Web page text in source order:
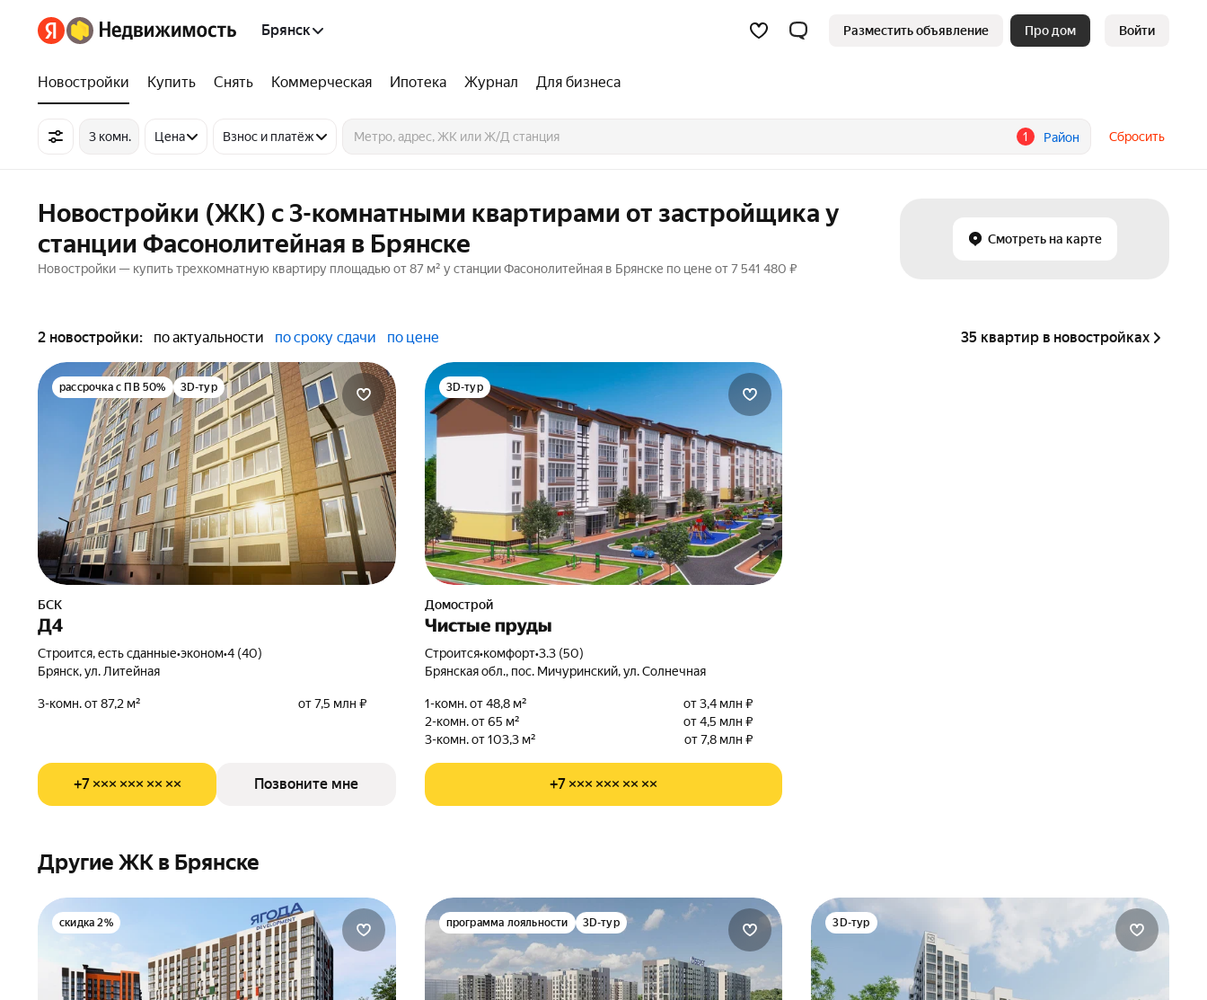
Брянск Разместить объявление Про дом Войти
Новостройки Купить Снять Коммерческая Ипотека Журнал Для бизнеса
3 комн. Цена Взнос и платёж 1 Район Сбросить
Новостройки (ЖК) с 3-комнатными квартирами от застройщика у
станции Фасонолитейная в Брянске
Новостройки — купить трехкомнатную квартиру площадью от 87 м² у станции Фасонолитейная в Брянске по цене от 7 541 480 ₽
Смотреть на карте
2 новостройки: по актуальности по сроку сдачи по цене 35 квартир в новостройках
рассрочка с ПВ 50% 3D-тур
БСК
Д4
Строится, есть сданные•эконом•4 (40)
Брянск, ул. Литейная
3-комн. от 87,2 м² от 7,5 млн ₽
+7 ××× ××× ×× ×× Позвоните мне
3D-тур
Домострой
Чистые пруды
Строится•комфорт•3.3 (50)
Брянская обл., пос. Мичуринский, ул. Солнечная
1-комн. от 48,8 м²
от 3,4 млн ₽
2-комн. от 65 м²
от 4,5 млн ₽
3-комн. от 103,3 м²
от 7,8 млн ₽
+7 ××× ××× ×× ××
Другие ЖК в Брянске
скидка 2% программа лояльности 3D-тур 3D-тур